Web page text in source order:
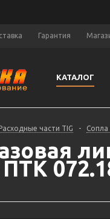
Гарантия
КАТАЛОГ
части TIG - Сопла